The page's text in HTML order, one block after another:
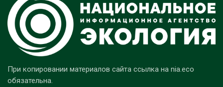
При копировании материалов сайта ссылка на nia.eco
обязательна.